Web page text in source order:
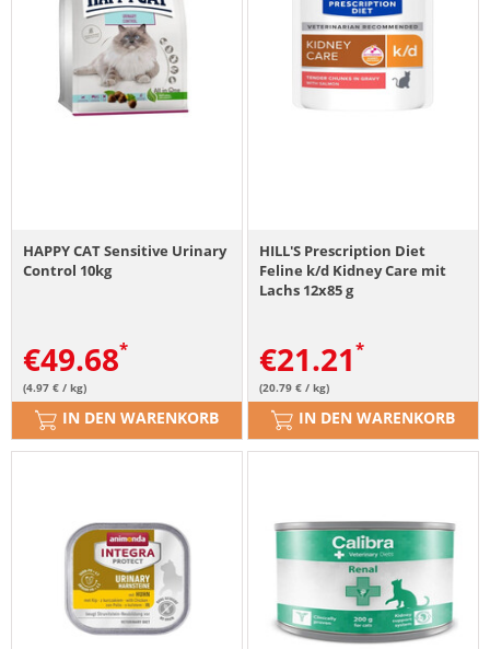
HAPPY CAT Sensitive Urinary
Control 10kg
€49.68
(4.97 € / kg)
IN DEN WARENKORB
HILL'S Prescription Diet
Feline k/d Kidney Care mit
Lachs 12x85 g
€21.21
(20.79 € / kg)
IN DEN WARENKORB